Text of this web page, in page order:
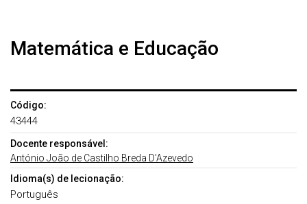
Matemática e Educação
Código:
43444
Docente responsável:
António João de Castilho Breda D'Azevedo
Idioma(s) de lecionação:
Português